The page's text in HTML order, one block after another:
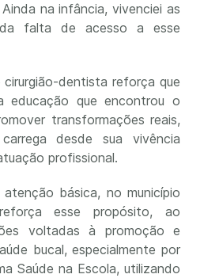
na infância, vivenciei as
da falta de acesso a esse
cirurgião-dentista reforça que
educação que encontrou o
transformações reais,
desde sua vivência
profissional.
básica, no município
esse propósito, ao
voltadas à promoção e
bucal, especialmente por
Saúde na Escola, utilizando